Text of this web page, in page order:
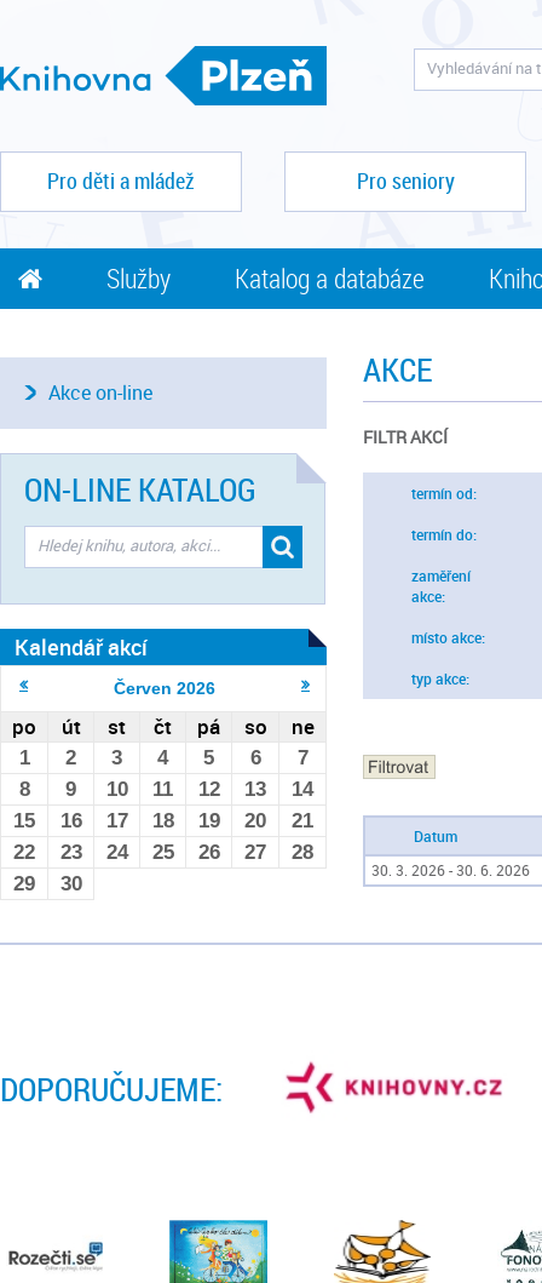
Pro děti a mládež Pro seniory
Služby Katalog a databáze
AKCE
FILTR AKCÍ
termín od:
termín do:
zaměření
akce:
místo akce:
typ akce:
Datum
30. 3. 2026 - 30. 6. 2026
Akce on-line
ON-LINE KATALOG
Kalendář akcí
Červen 2026
po út st čt pá so ne
1 2 3 4 5 6
7
8
9 10 11 12 13
14
15
16 17 18 19 20
21
22
23 24 25 26 27
28
29
30
DOPORUČUJEME: